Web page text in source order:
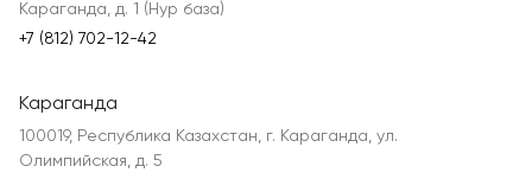
Караганда, д. 1 (Нур база)
+7 (812) 702-12-42
Караганда
100019, Республика Казахстан, г. Караганда, ул.
Олимпийская, д. 5